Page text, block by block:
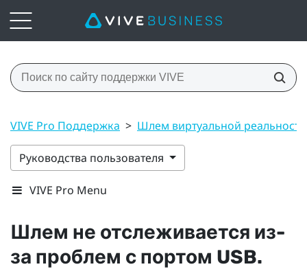
VIVE Pro Поддержка > Шлем виртуальной
Руководства пользователя
VIVE Pro Menu
Шлем не отслеживается из-
за проблем с портом USB.